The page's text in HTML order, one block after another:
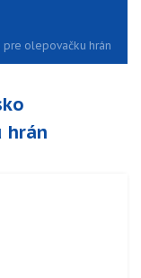
pre olepovačku hrán
hrán